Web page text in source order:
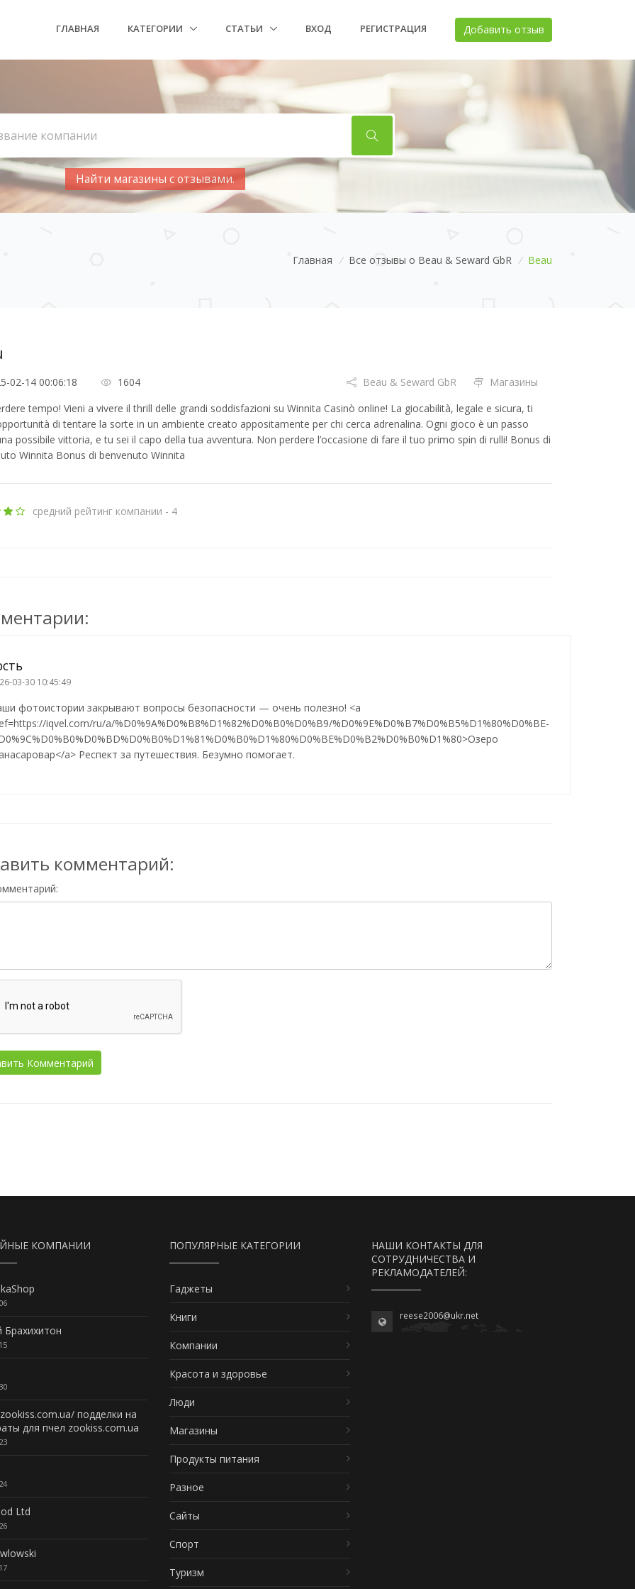
ГЛАВНАЯ КАТЕГОРИИ СТАТЬИ ВХОД РЕГИСТРАЦИЯ Добавить отзыв
Найти магазины с отзывами.
Главная / Все отзывы о Beau & Seward GbR / Beau
02-14 00:06:18 1604 Beau & Seward GbR
Магазины
tempo! Vieni a vivere il thrill delle grandi soddisfazioni su Winnita Casinò online! La giocabilità, legale e sicura, ti
di tentare la sorte in un ambiente creato appositamente per chi cerca adrenalina. Ogni gioco è un passo
possibile vittoria, e tu sei il capo della tua avventura. Non perdere l’occasione di fare il tuo primo spin di rulli! Bonus di
Winnita Bonus di benvenuto Winnita
средний рейтинг компании - 4
03-30 10:45:49
фотоистории закрывают вопросы безопасности — очень полезно! <a
iqvel.com/ru/a/%D0%9A%D0%B8%D1%82%D0%B0%D0%B9/%D0%9E%D0%B7%D0%B5%D1%80%D0%BE-
a> Респект за путешествия. Безумно помогает.
комментарий:
КОМПАНИИ
Брахихитон
подделки на
для пчел zookiss.com.ua
Ltd
ПОПУЛЯРНЫЕ КАТЕГОРИИ
Гаджеты
Книги
Компании
Красота и здоровье
Люди
Магазины
Продукты питания
Разное
Сайты
Спорт
Туризм
НАШИ КОНТАКТЫ ДЛЯ
СОТРУДНИЧЕСТВА И
РЕКЛАМОДАТЕЛЕЙ:
reese2006@ukr.net